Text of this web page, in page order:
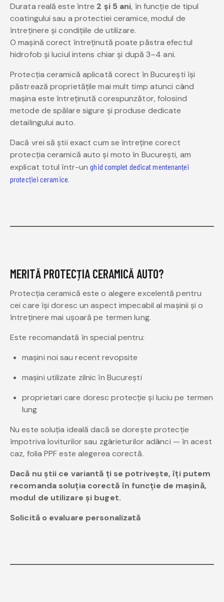
Durata reală este între 2 și 5 ani, în funcție de tipul
coatingului sau a protectiei ceramice, modul de
întreținere și condițiile de utilizare.
O mașină corect întreținută poate păstra efectul
hidrofob și luciul intens chiar și după 3–4 ani.
Protecția ceramică aplicată corect în București își
păstrează proprietățile mai mult timp atunci când
mașina este întreținută corespunzător, folosind
metode de spălare sigure și produse dedicate
detailingului auto.
Dacă vrei să știi exact cum se întreține corect
protecția ceramică auto și moto în București, am
explicat totul într-unghid complet dedicat mentenanței
protecției ceramice.
MERITĂ PROTECȚIA CERAMICĂ AUTO?
Protecția ceramică este o alegere excelentă pentru
cei care își doresc un aspect impecabil al mașinii și o
întreținere mai ușoară pe termen lung.
Este recomandată în special pentru:
mașini noi sau recent revopsite
mașini utilizate zilnic în București
proprietari care doresc protecție și luciu pe termen
lung
Nu este soluția ideală dacă se dorește protecție
împotriva loviturilor sau zgârieturilor adânci — în acest
caz, folia PPF este alegerea corectă.
Dacă nu știi ce variantă ți se potrivește, îți putem
recomanda soluția corectă în funcție de mașină,
modul de utilizare și buget.
Solicită o evaluare personalizată